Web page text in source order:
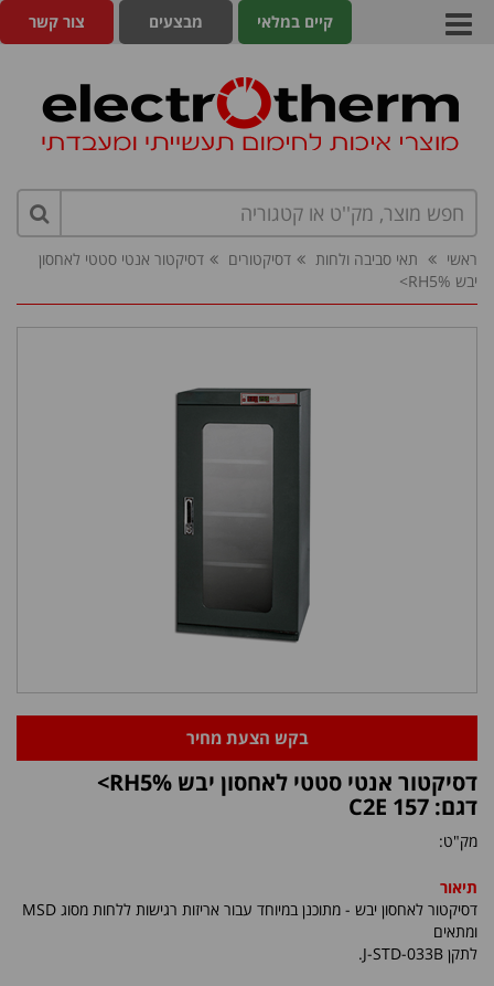
צור קשר מבצעים קיים במלאי
ראשי תאי סביבה ולחות דסיקטורים
דסיקטור אנטי סטטי לאחסון
יבש RH5%>
בקש הצעת מחיר
דסיקטור אנטי סטטי לאחסון יבש RH5%>
דגם: C2E 157
מק"ט:
תיאור
דסיקטור לאחסון יבש - מתוכנן במיוחד עבור אריזות רגישות ללחות מסוג MSD
ומתאים
לתקן J-STD-033B.